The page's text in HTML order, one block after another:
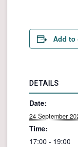
Add to
DETAILS
Date:
24 September
Time:
17:00 - 19:00